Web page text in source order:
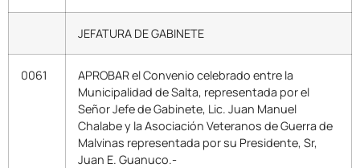
JEFATURA DE GABINETE
0061
APROBAR el Convenio celebrado entre la
Municipalidad de Salta, representada por el
Señor Jefe de Gabinete, Lic. Juan Manuel
Chalabe y la Asociación Veteranos de Guerra de
Malvinas representada por su Presidente, Sr,
Juan E. Guanuco.-